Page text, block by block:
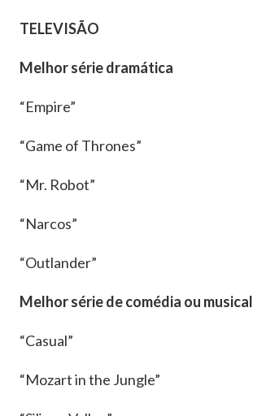
TELEVISÃO
Melhor série dramática
“Empire”
“Game of Thrones”
“Mr. Robot”
“Narcos”
“Outlander”
Melhor série de comédia ou musical
“Casual”
“Mozart in the Jungle”